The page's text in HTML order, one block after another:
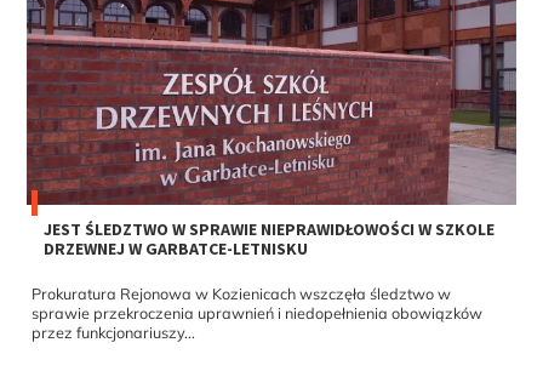
JEST ŚLEDZTWO W SPRAWIE NIEPRAWIDŁOWOŚCI W SZKOLE
DRZEWNEJ W GARBATCE-LETNISKU
Prokuratura Rejonowa w Kozienicach wszczęła śledztwo w
sprawie przekroczenia uprawnień i niedopełnienia obowiązków
przez funkcjonariuszy...